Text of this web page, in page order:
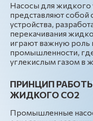
Насосы для жидкого
представляют собой
устройства,
перекачивания
играют важную роль
промышленности,
углекислым газом в
ПРИНЦИП
ЖИДКОГО СО2
Промышленные